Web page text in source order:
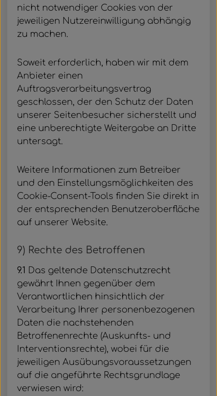
nicht notwendiger Cookies von der
jeweiligen Nutzereinwilligung abhängig
zu machen.
Soweit erforderlich, haben wir mit dem
Anbieter einen
Auftragsverarbeitungsvertrag
geschlossen, der den Schutz der Daten
unserer Seitenbesucher sicherstellt und
eine unberechtigte Weitergabe an Dritte
untersagt.
Weitere Informationen zum Betreiber
und den Einstellungsmöglichkeiten des
Cookie-Consent-Tools finden Sie direkt in
der entsprechenden Benutzeroberfläche
auf unserer Website.
9) Rechte des Betroffenen
9.1 Das geltende Datenschutzrecht
gewährt Ihnen gegenüber dem
Verantwortlichen hinsichtlich der
Verarbeitung Ihrer personenbezogenen
Daten die nachstehenden
Betroffenenrechte (Auskunfts- und
Interventionsrechte), wobei für die
jeweiligen Ausübungsvoraussetzungen
auf die angeführte Rechtsgrundlage
verwiesen wird: